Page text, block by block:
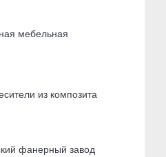
мебельная
из композита
фанерный завод